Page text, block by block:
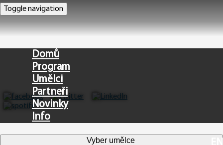
Toggle navigation
Domů
Program
Umělci
Partneři
Novinky
Info
Vyber umělce